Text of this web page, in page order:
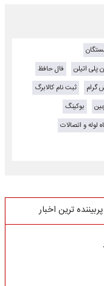
پلی اتیلن
فال حافظ
گرام
ثبت نام کالابرگ
بوکینگ
لوله و اتصالات
پربیننده ترین اخبار